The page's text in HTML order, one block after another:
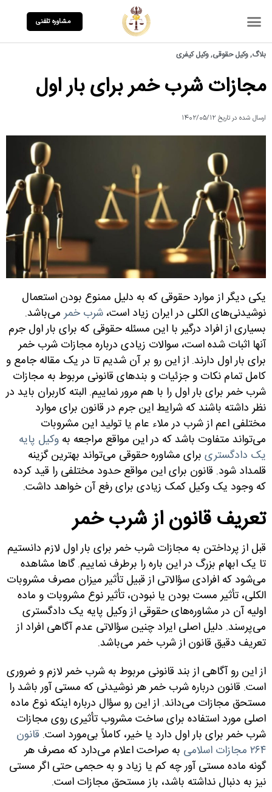
مشاوره تلفنی
بلاگ,وکیل حقوقی,وکیل کیفری
مجازات شرب خمر برای بار اول
ارسال شده در تاریخ ۱۴۰۲/۰۵/۱۲
یکی دیگر از موارد حقوقی که به دلیل ممنوع بودن استعمال
نوشیدنی‌های الکلی در ایران زیاد است، شرب خمرمی‌باشد.
بسیاری از افراد درگیر با این مسئله حقوقی که برای بار اول جرم
آنها اثبات شده است، سوالات زیادی درباره مجازات شرب خمر
برای بار اول دارند. از این رو بر آن شدیم تا در یک مقاله جامع و
کامل تمام نکات و جزئیات و بندهای قانونی مربوط به مجازات
شرب خمر برای بار اول را با هم مرور نماییم. البته کاربران باید در
نظر داشته باشند که شرایط این جرم در قانون برای موارد
مختلفی اعم از شرب در ملاء عام یا تولید این مشروبات
می‌تواند متفاوت باشد که در این مواقع مراجعه به وکیل پایه
یک دادگستری برای مشاوره حقوقی می‌تواند بهترین گزینه
قلمداد شود. قانون برای این مواقع حدود مختلفی را قید کرده
که وجود یک وکیل کمک زیادی برای رفع آن خواهد داشت.
تعریف قانون از شرب خمر
قبل از پرداختن به مجازات شرب خمر برای بار اول لازم دانستیم
تا یک ابهام بزرگ در این باره را برطرف نماییم. گاها مشاهده
می‌شود که افرادی سؤالاتی از قبیل تأثیر میزان مصرف مشروبات
الکلی، تأثیر مست بودن یا نبودن، تأثیر نوع مشروبات و ماده
اولیه آن در مشاوره‌های حقوقی از وکیل پایه یک دادگستری
می‌پرسند. دلیل اصلی ایراد چنین سؤالاتی عدم آگاهی افراد از
تعریف دقیق قانون از شرب خمر می‌باشد.
از این رو آگاهی از بند قانونی مربوط به شرب خمر لازم و ضروری
است. قانون درباره شرب خمر هر نوشیدنی که مستی آور باشد را
مستحق مجازات می‌داند. از این رو سؤال درباره اینکه نوع ماده
اصلی مورد استفاده برای ساخت مشروب تأثیری روی مجازات
شرب خمر برای بار اول دارد یا خیر، کاملاً بی‌مورد است. قانون
۲۶۴ مجازات اسلامی
به صراحت اعلام می‌دارد که مصرف هر
گونه ماده مستی آور چه کم یا زیاد و به حجمی حتی اگر مستی
نیز به دنبال نداشته باشد، باز مستحق مجازات است.